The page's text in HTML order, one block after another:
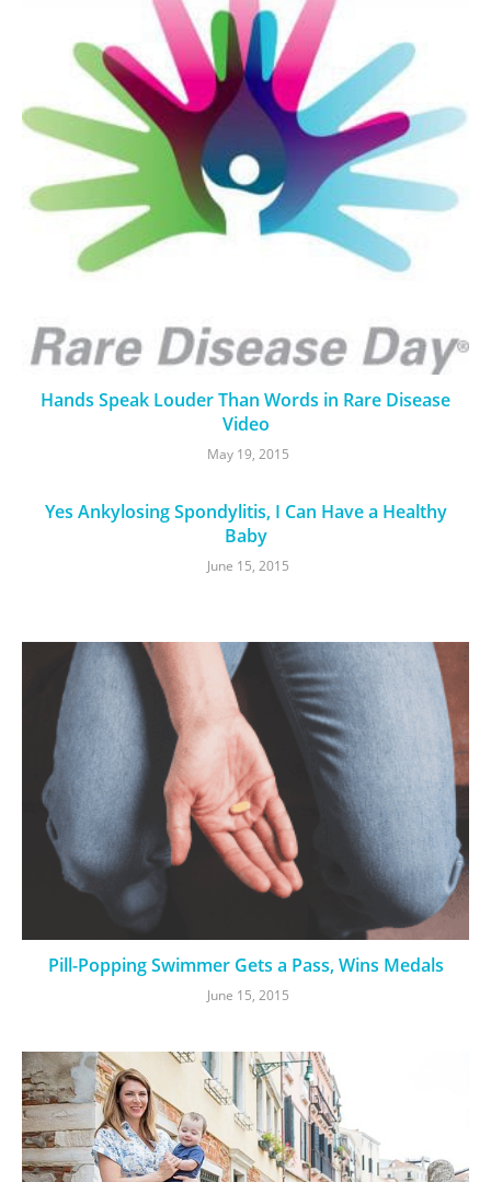
Hands Speak Louder Than Words in Rare Disease
Video
May 19, 2015
Yes Ankylosing Spondylitis, I Can Have a Healthy
Baby
June 15, 2015
Pill-Popping Swimmer Gets a Pass, Wins Medals
June 15, 2015